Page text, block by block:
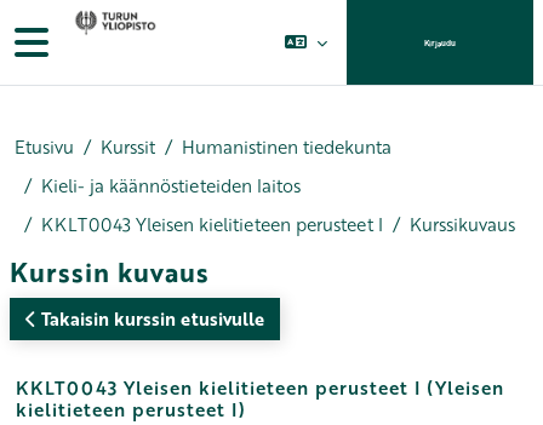
Siirry pääsisältöön
Sivupaneeli Kirjaudu
Etusivu Kurssit
Humanistinen tiedekunta
Kieli- ja käännöstieteiden laitos
KKLT0043 Yleisen kielitieteen perusteet I
Kurssikuvaus
Kurssin kuvaus
Takaisin kurssin etusivulle
KKLT0043 Yleisen kielitieteen perusteet I (Yleisen
kielitieteen perusteet I)